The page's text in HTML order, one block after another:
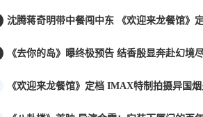
沈腾蒋奇明带中餐闯中东 《欢迎来龙餐馆》
《去你的岛》曝终极预告 结香殷显奔赴幻境
《欢迎来龙餐馆》定档 IMAX特制拍摄异国